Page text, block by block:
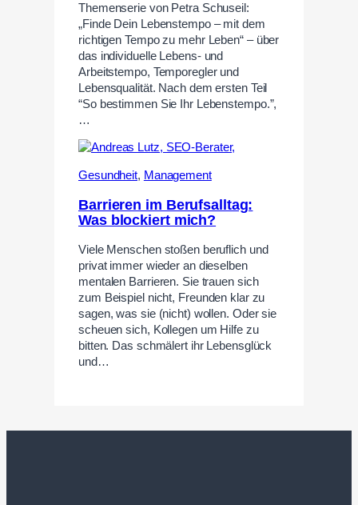
Themenserie von Petra Schuseil:
„Finde Dein Lebenstempo – mit dem
richtigen Tempo zu mehr Leben“ – über
das individuelle Lebens- und
Arbeitstempo, Temporegler und
Lebensqualität. Nach dem ersten Teil
“So bestimmen Sie Ihr Lebenstempo.”,
…
Gesundheit, Management
Barrieren im Berufsalltag:
Was blockiert mich?
Viele Menschen stoßen beruflich und
privat immer wieder an dieselben
mentalen Barrieren. Sie trauen sich
zum Beispiel nicht, Freunden klar zu
sagen, was sie (nicht) wollen. Oder sie
scheuen sich, Kollegen um Hilfe zu
bitten. Das schmälert ihr Lebensglück
und…